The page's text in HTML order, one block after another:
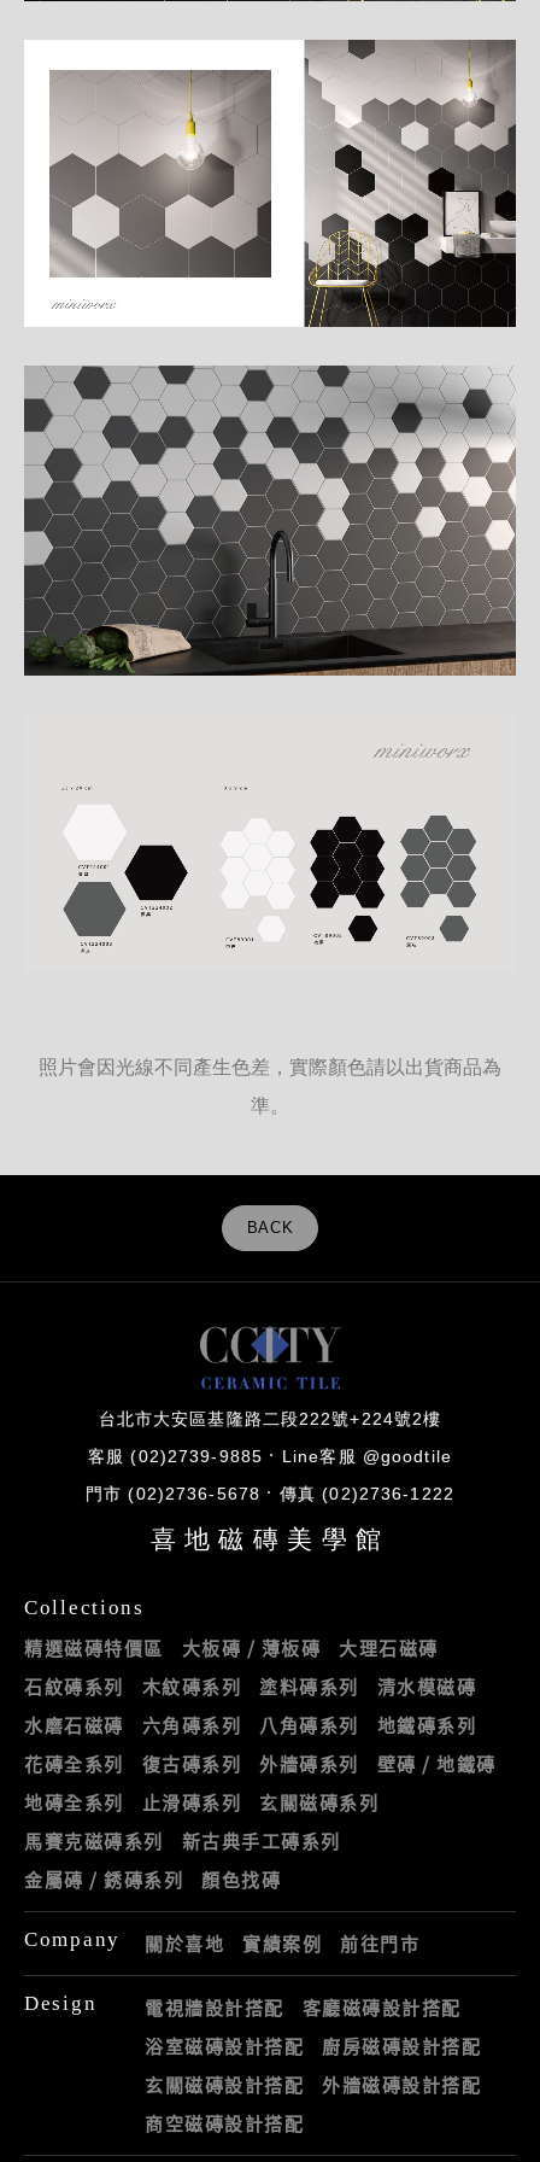
照片會因光線不同產生色差，實際顏色請以出貨商品為
準。
BACK
台北市大安區基隆路二段222號+224號2樓
客服 (02)2739-9885 Line客服 @goodtile
門市 (02)2736-5678 傳真 (02)2736-1222
喜地磁磚美學館
Collections
精選磁磚特價區 大板磚 / 薄板磚
大理石磁磚
石紋磚系列
木紋磚系列 塗料磚系列
清水模磁磚
水磨石磁磚
六角磚系列 八角磚系列
地鐵磚系列
花磚全系列
復古磚系列 外牆磚系列
壁磚 / 地鐵磚
地磚全系列
止滑磚系列
玄關磁磚系列
馬賽克磁磚系列
新古典手工磚系列
金屬磚 / 銹磚系列
顏色找磚
Company 關於喜地 實績案例 前往門市
Design 電視牆設計搭配
客廳磁磚設計搭配
浴室磁磚設計搭配
廚房磁磚設計搭配
玄關磁磚設計搭配
外牆磁磚設計搭配
商空磁磚設計搭配